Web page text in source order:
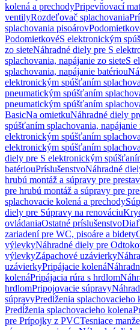
kolená a prechodyPripevňovací
ventilyRozdeľovač splachovania
splachovania pisoárov
PodomietkovéS elektronickým
zo sieteNáhradné diely pre S
splachovania, napájanie zo sieteS
splachovania, napájanie batériou
elektronickým spúšťaním
pneumatickým spúšťaním
pneumatickým spúšťaním
BasicNa omietkuNáhradné diely
spúšťaním splachovania, napájanie
elektronickým spúšťaním
elektronickým spúšťaním
diely pre S elektronickým
batériouPríslušenstvoNáhradné
hrubú montáž a súpravy pre
pre hrubú montáž a súpravy pre
splachovacie kolená a prechody
diely pre Súpravy na renováciu
ovládaniaOstatné príslušenstvo
zariadení pre WC, pisoáre a bidety
výlevkyNáhradné diely pre
výlevkyZápachové uzávierky
uzávierkyPripájacie kolená
kolenáPripájacia rúra s hrdlom
hrdlomPripojovacie súpravy
súpravyPredĺženia splachovacieho
Predĺženia splachovacieho kolena
pre Prípojky z PVCTesniace